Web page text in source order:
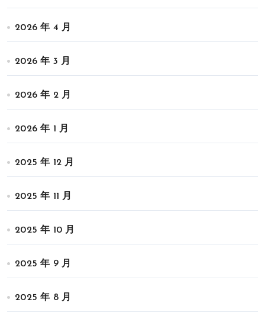
2026 年 4 月
2026 年 3 月
2026 年 2 月
2026 年 1 月
2025 年 12 月
2025 年 11 月
2025 年 10 月
2025 年 9 月
2025 年 8 月